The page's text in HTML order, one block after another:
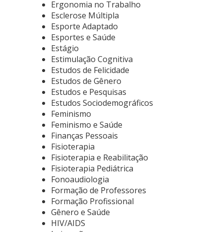
Ergonomia no Trabalho
Esclerose Múltipla
Esporte Adaptado
Esportes e Saúde
Estágio
Estimulação Cognitiva
Estudos de Felicidade
Estudos de Gênero
Estudos e Pesquisas
Estudos Sociodemográficos
Feminismo
Feminismo e Saúde
Finanças Pessoais
Fisioterapia
Fisioterapia e Reabilitação
Fisioterapia Pediátrica
Fonoaudiologia
Formação de Professores
Formação Profissional
Gênero e Saúde
HIV/AIDS